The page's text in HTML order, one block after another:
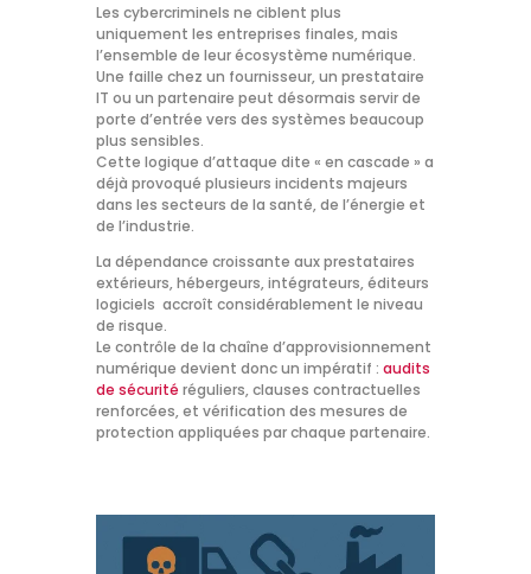
Les cybercriminels ne ciblent plus
uniquement les entreprises finales, mais
l’ensemble de leur écosystème numérique.
Une faille chez un fournisseur, un prestataire
IT ou un partenaire peut désormais servir de
porte d’entrée vers des systèmes beaucoup
plus sensibles.
Cette logique d’attaque dite « en cascade » a
déjà provoqué plusieurs incidents majeurs
dans les secteurs de la santé, de l’énergie et
de l’industrie.
La dépendance croissante aux prestataires
extérieurs, hébergeurs, intégrateurs, éditeurs
logiciels accroît considérablement le niveau
de risque.
Le contrôle de la chaîne d’approvisionnement
numérique devient donc un impératif : audits
de sécurité réguliers, clauses contractuelles
renforcées, et vérification des mesures de
protection appliquées par chaque partenaire.